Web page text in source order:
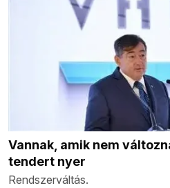
Vannak, amik nem
tendert nyer
Rendszerváltás.